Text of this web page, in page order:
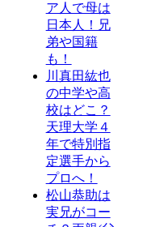
ア人で母は
日本人！兄
弟や国籍
も！
川真田紘也
の中学や高
校はどこ？
天理大学４
年で特別指
定選手から
プロへ！
松山恭助は
実兄がコー